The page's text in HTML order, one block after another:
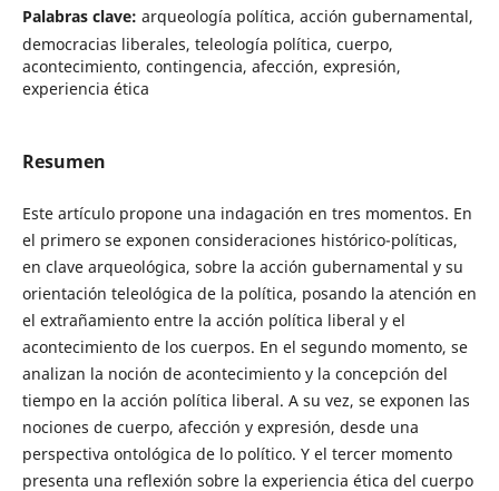
Palabras clave: arqueología política, acción gubernamental,
democracias liberales, teleología política, cuerpo,
acontecimiento, contingencia, afección, expresión,
experiencia ética
Resumen
Este artículo propone una indagación en tres momentos. En
el primero se exponen consideraciones histórico-políticas,
en clave arqueológica, sobre la acción gubernamental y su
orientación teleológica de la política, posando la atención en
el extrañamiento entre la acción política liberal y el
acontecimiento de los cuerpos. En el segundo momento, se
analizan la noción de acontecimiento y la concepción del
tiempo en la acción política liberal. A su vez, se exponen las
nociones de cuerpo, afección y expresión, desde una
perspectiva ontológica de lo político. Y el tercer momento
presenta una reflexión sobre la experiencia ética del cuerpo